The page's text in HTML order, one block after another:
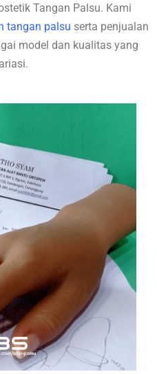
Tangan Palsu. Kami
tangan palsu serta penjualan
model dan kualitas yang